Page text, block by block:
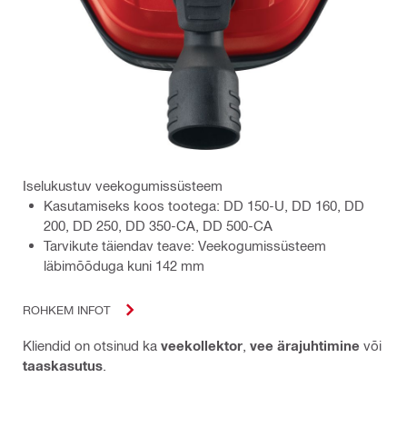
Iselukustuv veekogumissüsteem
Kasutamiseks koos tootega: DD 150-U, DD 160, DD
200, DD 250, DD 350-CA, DD 500-CA
Tarvikute täiendav teave: Veekogumissüsteem
läbimõõduga kuni 142 mm
ROHKEM INFOT
Kliendid on otsinud ka veekollektor vee ärajuhtimine või
taaskasutus